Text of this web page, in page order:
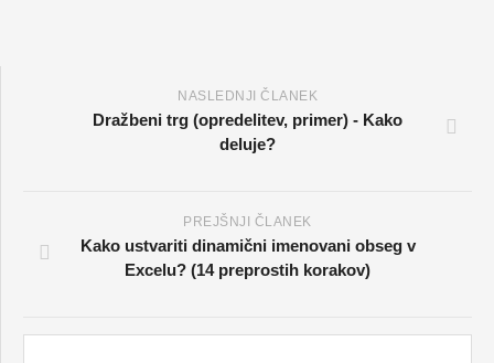
NASLEDNJI ČLANEK
Dražbeni trg (opredelitev, primer) - Kako
deluje?
PREJŠNJI ČLANEK
Kako ustvariti dinamični imenovani obseg v
Excelu? (14 preprostih korakov)